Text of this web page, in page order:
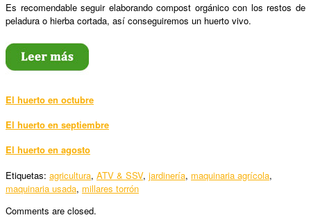
Es recomendable seguir elaborando compost orgánico con los restos de
peladura o hierba cortada, así conseguiremos un huerto vivo.
El huerto en octubre
El huerto en septiembre
El huerto en agosto
Etiquetas: agricultura, ATV & SSV, jardinería, maquinaria agrícola,
maquinaria usada, millares torrón
Comments are closed.